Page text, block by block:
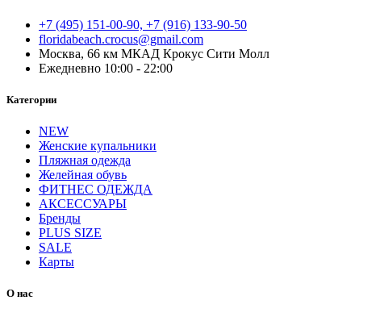
+7 (495) 151-00-90, +7 (916) 133-90-50
floridabeach.crocus@gmail.com
Москва, 66 км МКАД Крокус Сити Молл
Ежедневно 10:00 - 22:00
Категории
NEW
Женские купальники
Пляжная одежда
Желейная обувь
ФИТНЕС ОДЕЖДА
АКСЕССУАРЫ
Бренды
PLUS SIZE
SALE
Карты
О нас